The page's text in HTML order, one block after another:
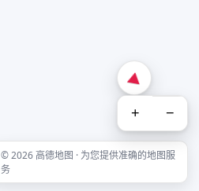
+ −
© 2026 高德地图 · 为您提供准确的地图服
务